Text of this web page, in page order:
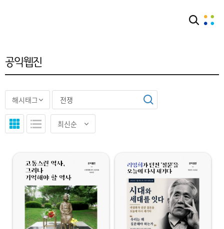
공익웹진
" "